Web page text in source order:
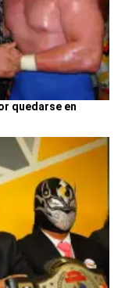
quedarse en